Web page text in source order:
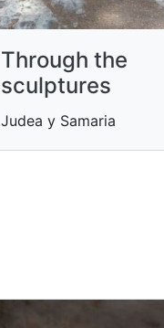
Through the
sculptures
Judea y Samaria